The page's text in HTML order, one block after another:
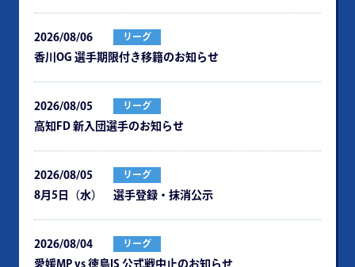
2026/08/06 リーグ
⾹川OG 選⼿期限付き移籍のお知らせ
2026/08/05 リーグ
⾼知FD 新⼊団選⼿のお知らせ
2026/08/05 リーグ
8月5日（水） 選手登録・抹消公示
2026/08/04 リーグ
愛媛MP vs 徳島IS 公式戦中⽌のお知らせ